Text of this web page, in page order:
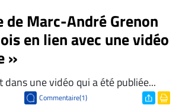
de Marc-André Grenon
en lien avec une vidéo
»
dans une vidéo qui a été publiée...
Commentaire(1)